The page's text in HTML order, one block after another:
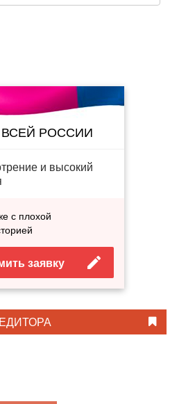
РОССИИ
и высокий
с плохой
заявку